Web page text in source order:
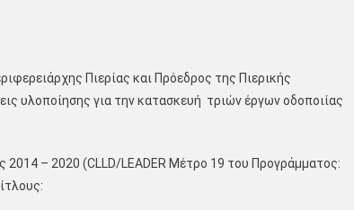
Πιερίας και Πρόεδρος της Πιερικής
υλοποίησης για την κατασκευή τριών έργων οδοποιίας
– 2020 (CLLD/LEADER Μέτρο 19 του Προγράμματος: